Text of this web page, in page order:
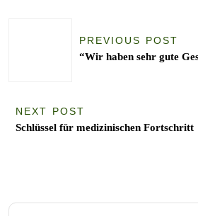
PREVIOUS POST
“Wir haben sehr gute
NEXT POST
Schlüssel für medizinischen Fortschritt